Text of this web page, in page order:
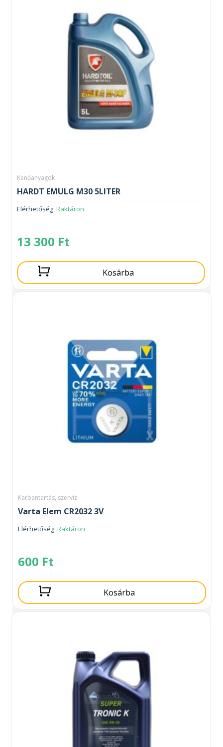
Kenőanyagok
HARDT EMULG M30 5LITER
Elérhetőség: Raktáron
13 300 Ft
Kosárba
Karbantartás, szerviz
Varta Elem CR2032 3V
Elérhetőség: Raktáron
600 Ft
Kosárba